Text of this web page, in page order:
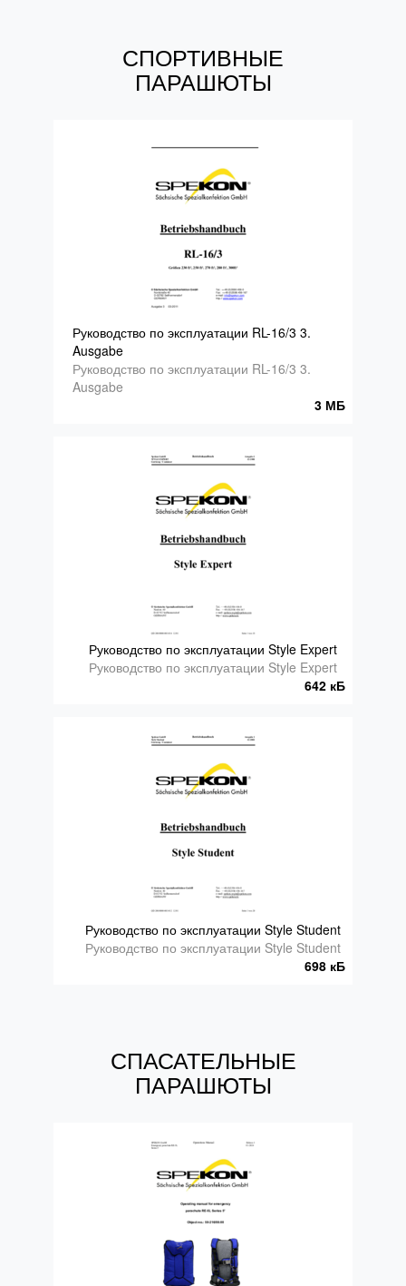
СПОРТИВНЫЕ
ПАРАШЮТЫ
Руководство по эксплуатации RL-16/3 3.
Ausgabe
Руководство по эксплуатации RL-16/3 3.
Ausgabe
3 МБ
Руководство по эксплуатации Style Expert
Руководство по эксплуатации Style Expert
642 кБ
Руководство по эксплуатации Style Student
Руководство по эксплуатации Style Student
698 кБ
СПАСАТЕЛЬНЫЕ
ПАРАШЮТЫ